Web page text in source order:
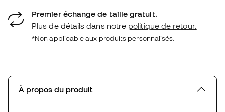
Premier échange de taille gratuit.
Plus de détails dans notre politique de retour.
*Non applicable aux produits personnalisés.
À propos du produit